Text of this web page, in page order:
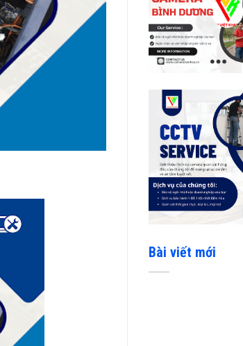
Bài viết mới